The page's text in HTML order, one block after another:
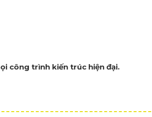
công trình kiến trúc hiện đại.